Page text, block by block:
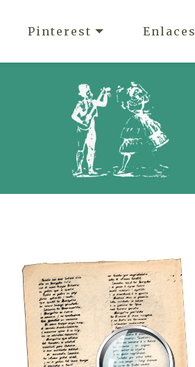
Pinterest Enlaces